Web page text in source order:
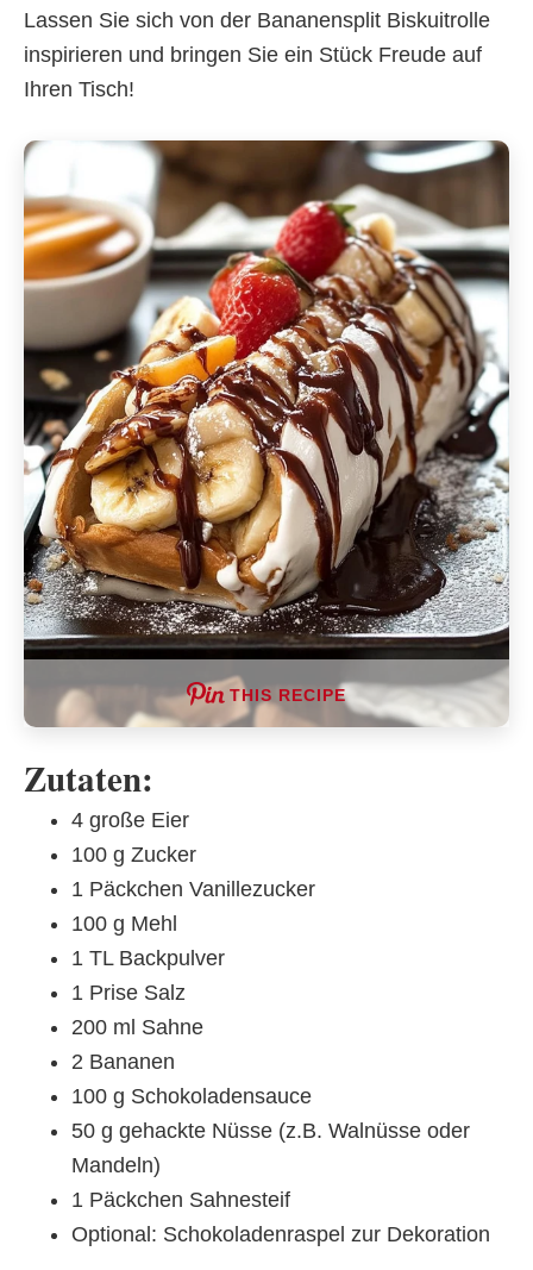
Lassen Sie sich von der Bananensplit Biskuitrolle
inspirieren und bringen Sie ein Stück Freude auf
Ihren Tisch!
THIS RECIPE
Zutaten:
4 große Eier
100 g Zucker
1 Päckchen Vanillezucker
100 g Mehl
1 TL Backpulver
1 Prise Salz
200 ml Sahne
2 Bananen
100 g Schokoladensauce
50 g gehackte Nüsse (z.B. Walnüsse oder
Mandeln)
1 Päckchen Sahnesteif
Optional: Schokoladenraspel zur Dekoration